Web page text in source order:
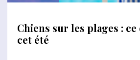
Chiens sur les plages :
cet été